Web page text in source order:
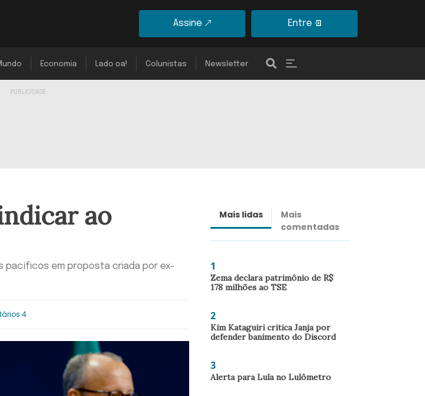
Assine Entre
Economia Lado oa! Colunistas Newsletter
ao
pacíficos em proposta criada por ex-
4
Mais lidas
Mais
comentadas
1
Zema declara patrimônio de R$
178 milhões ao TSE
2
Kim Kataguiri critica Janja por
defender banimento do Discord
3
Alerta para Lula no Lulômetro